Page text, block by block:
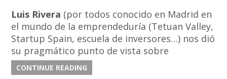
Luis Rivera (por todos conocido en Madrid en
el mundo de la emprendeduría (Tetuan Valley,
Startup Spain, escuela de inversores…) nos dió
su pragmático punto de vista sobre
CONTINUE READING